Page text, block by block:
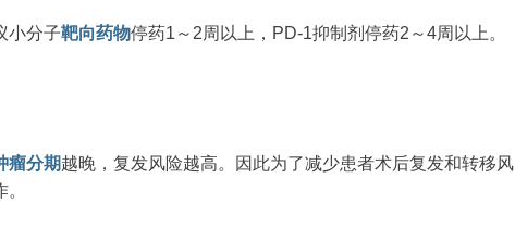
小分子靶向药物停药1～2周以上，PD-1抑制剂停药2～4周以上。
瘤分期越晚，复发风险越高。因此为了减少患者术后复发和转移风